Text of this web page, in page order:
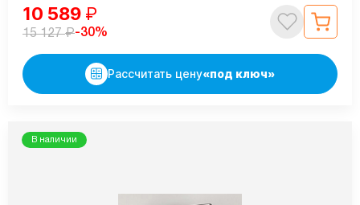
10 589 ₽
15 127₽-30%
Рассчитать цену«под ключ»
В наличии